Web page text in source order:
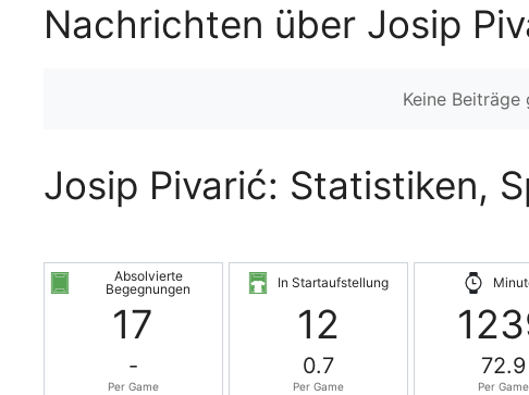
Nachrichten über Josip
Keine Beiträge
Josip Pivarić: Statistiken,
Absolvierte
Begegnungen
17
-
Per Game
In Startaufstellung
12
0.7
Per Game
72.9
Per Game